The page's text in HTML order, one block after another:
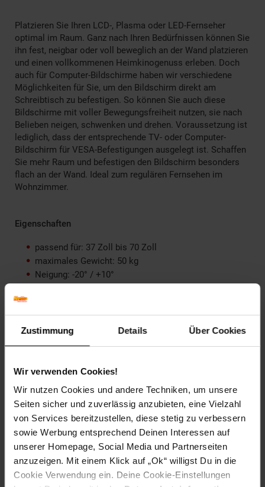
Zustimmung Details Über Cookies
Wir verwenden Cookies!
Wir nutzen Cookies und andere Techniken, um unsere
Seiten sicher und zuverlässig anzubieten, eine Vielzahl
von Services bereitzustellen, diese stetig zu verbessern
sowie Werbung entsprechend Deinen Interessen auf
unserer Homepage, Social Media und Partnerseiten
anzuzeigen. Mit einem Klick auf „Ok“ willigst Du in die
Cookie Verwendung ein. Deine Cookie-Einstellungen
Platzieren Sie Ihren LCD-, Plasma oder LED-Fernseher
optimal im Raum. Ganz nach Ihren Bedürfnissen können Sie
ihn fest, neigbar oder voll beweglich an der Wand platzieren
und einen vollkommenen Heimkinogenuss erleben. Doch
auch für Computer-Bildschirme haben wir verschiedene
Möglichkeiten für Sie, um den Bildschirm direkt am
Schreibtisch zu befestigen. So können Sie auch diese
Bildschirme mit voller Bewegungsfreiheit nutzen, sie nach
Belieben neigen, schwenken und drehen. Voraussetzung ist
lediglich, dass der entsprechende TV- oder Computer-
Bildschirm für VESA-Befestigungen ausgelegt ist. Schaffen
Sie mehr Raum und befestigen den Bildschirm besonders
flach an der Wand. Ideal zum regulären Fernsehen im
Wohnzimmer.
Eigenschaften
passend für: 37 Zoll bis 70 Zoll
maximales Gewicht: 50 kg
Neigung: -20° / +10°
VESA: 200 x 200, 400 x 200, 300 x 300, 400 x 400, 600 x
400
Artikelnummer: 1761811000
EAN: 4052792042757
Artikel gehört zur Kategorie:Wandhalterungen
Versandinformationen